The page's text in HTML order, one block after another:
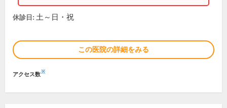
休診日: 土～日・祝
この医院の詳細をみる
アクセス数※